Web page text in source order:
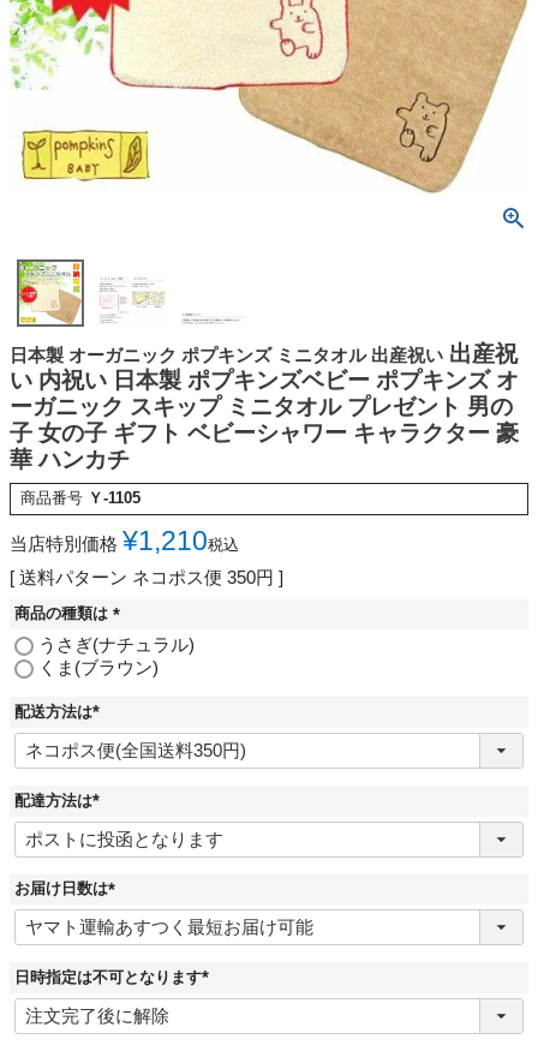
日本製 オーガニック ポプキンズ ミニタオル 出産祝い 出産祝
い 内祝い 日本製 ポプキンズベビー ポプキンズ オ
ーガニック スキップ ミニタオル プレゼント 男の
子 女の子 ギフト ベビーシャワー キャラクター 豪
華 ハンカチ
商品番号 Ｙ-1105
当店特別価格 ¥1,210税込
送料パターン ネコポス便 350円
商品の種類は
必
須
うさぎ(ナチュラル)
くま(ブラウン)
配送方法は
(
必
須
配達方法は
(
必
須
お届け日数は
(
必
須
日時指定は不可となります
(
須